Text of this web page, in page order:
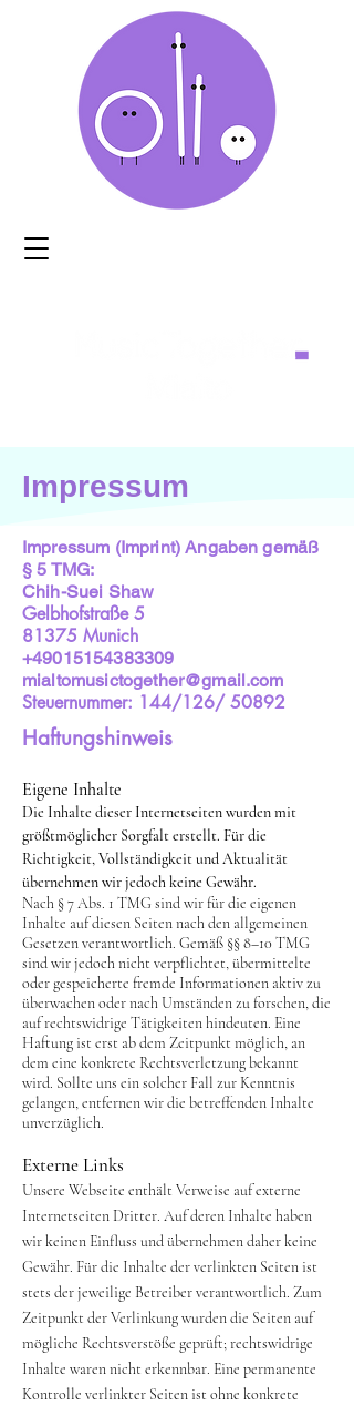
Impressum
Impressum (Imprint) Angaben gemäß
§ 5 TMG:
Chih-Suei Shaw
Gelbhofstraße 5
81375 Munich
+49015154383309
mialtomusictogether@gmail.com
Steuernummer: 144/126/ 50892
Haftungshinweis
Eigene Inhalte
Die Inhalte dieser Internetseiten wurden mit
größtmöglicher Sorgfalt erstellt. Für die
Richtigkeit, Vollständigkeit und Aktualität
übernehmen wir jedoch keine Gewähr.
Nach § 7 Abs. 1 TMG sind wir für die eigenen
Inhalte auf diesen Seiten nach den allgemeinen
Gesetzen verantwortlich. Gemäß §§ 8–10 TMG
sind wir jedoch nicht verpflichtet, übermittelte
oder gespeicherte fremde Informationen aktiv zu
überwachen oder nach Umständen zu forschen, die
auf rechtswidrige Tätigkeiten hindeuten. Eine
Haftung ist erst ab dem Zeitpunkt möglich, an
dem eine konkrete Rechtsverletzung bekannt
wird. Sollte uns ein solcher Fall zur Kenntnis
gelangen, entfernen wir die betreffenden Inhalte
unverzüglich.
Externe Links
Unsere Webseite enthält Verweise auf externe
Internetseiten Dritter. Auf deren Inhalte haben
wir keinen Einfluss und übernehmen daher keine
Gewähr. Für die Inhalte der verlinkten Seiten ist
stets der jeweilige Betreiber verantwortlich. Zum
Zeitpunkt der Verlinkung wurden die Seiten auf
mögliche Rechtsverstöße geprüft; rechtswidrige
Inhalte waren nicht erkennbar. Eine permanente
Kontrolle verlinkter Seiten ist ohne konkrete